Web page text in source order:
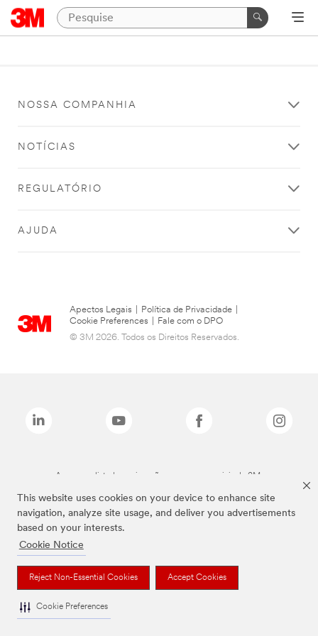
This website uses cookies on your device to enhance site
navigation, analyze site usage, and deliver you advertisements
based on your interests.
Cookie Notice
Reject Non-Essential Cookies Accept Cookies
Cookie Preferences
NOSSA COMPANHIA
NOTÍCIAS
REGULATÓRIO
AJUDA
Apectos Legais Política de Privacidade
Cookie Preferences
Fale com o DPO
© 3M 2026. Todos os Direitos Reservados.
As marcas listadas a cima são marcas comerciais da 3M.